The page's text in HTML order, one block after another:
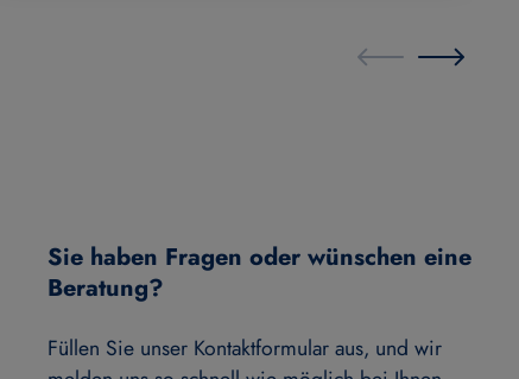
Sie haben Fragen oder wünschen eine
Beratung?
Füllen Sie unser Kontaktformular aus, und wir